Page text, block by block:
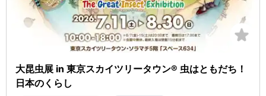
大昆虫展 in 東京スカイツリータウン® 虫はともだち！
日本のくらし